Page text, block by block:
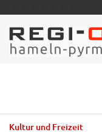
Kultur und Freizeit